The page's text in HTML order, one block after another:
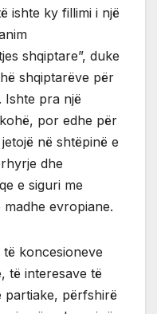
ishte ky fillimi i një
shqiptare”, duke
shqiptarëve për
Ishte pra një
por edhe për
në shtëpinë e
dhe
e siguri me
madhe evropiane.
koncesioneve
të interesave të
partiake, përfshirë